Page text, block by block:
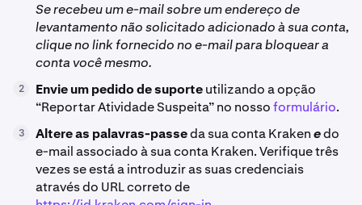
Se recebeu um e-mail sobre um endereço de
levantamento não solicitado adicionado à sua conta,
clique no link fornecido no e-mail para bloquear a
conta você mesmo.
2 Envie um pedido de suporteutilizando a opção
“Reportar Atividade Suspeita” no nossoformulário.
3 Altere as palavras-passeda sua conta Krakenedo
e-mail associado à sua conta Kraken. Verifique três
vezes se está a introduzir as suas credenciais
através do URL correto de